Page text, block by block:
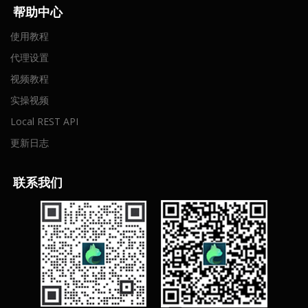
帮助中心
使用教程
代理设置
视频教程
实操视频
Local REST API
更新日志
联系我们